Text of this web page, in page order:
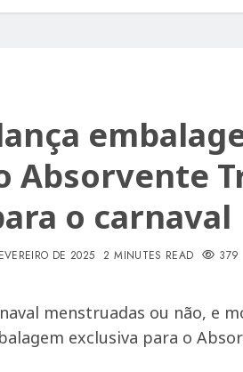
Absorvente
o carnaval
DE 2025 2 MINUTES READ 379
menstruadas ou não, e
exclusiva para o